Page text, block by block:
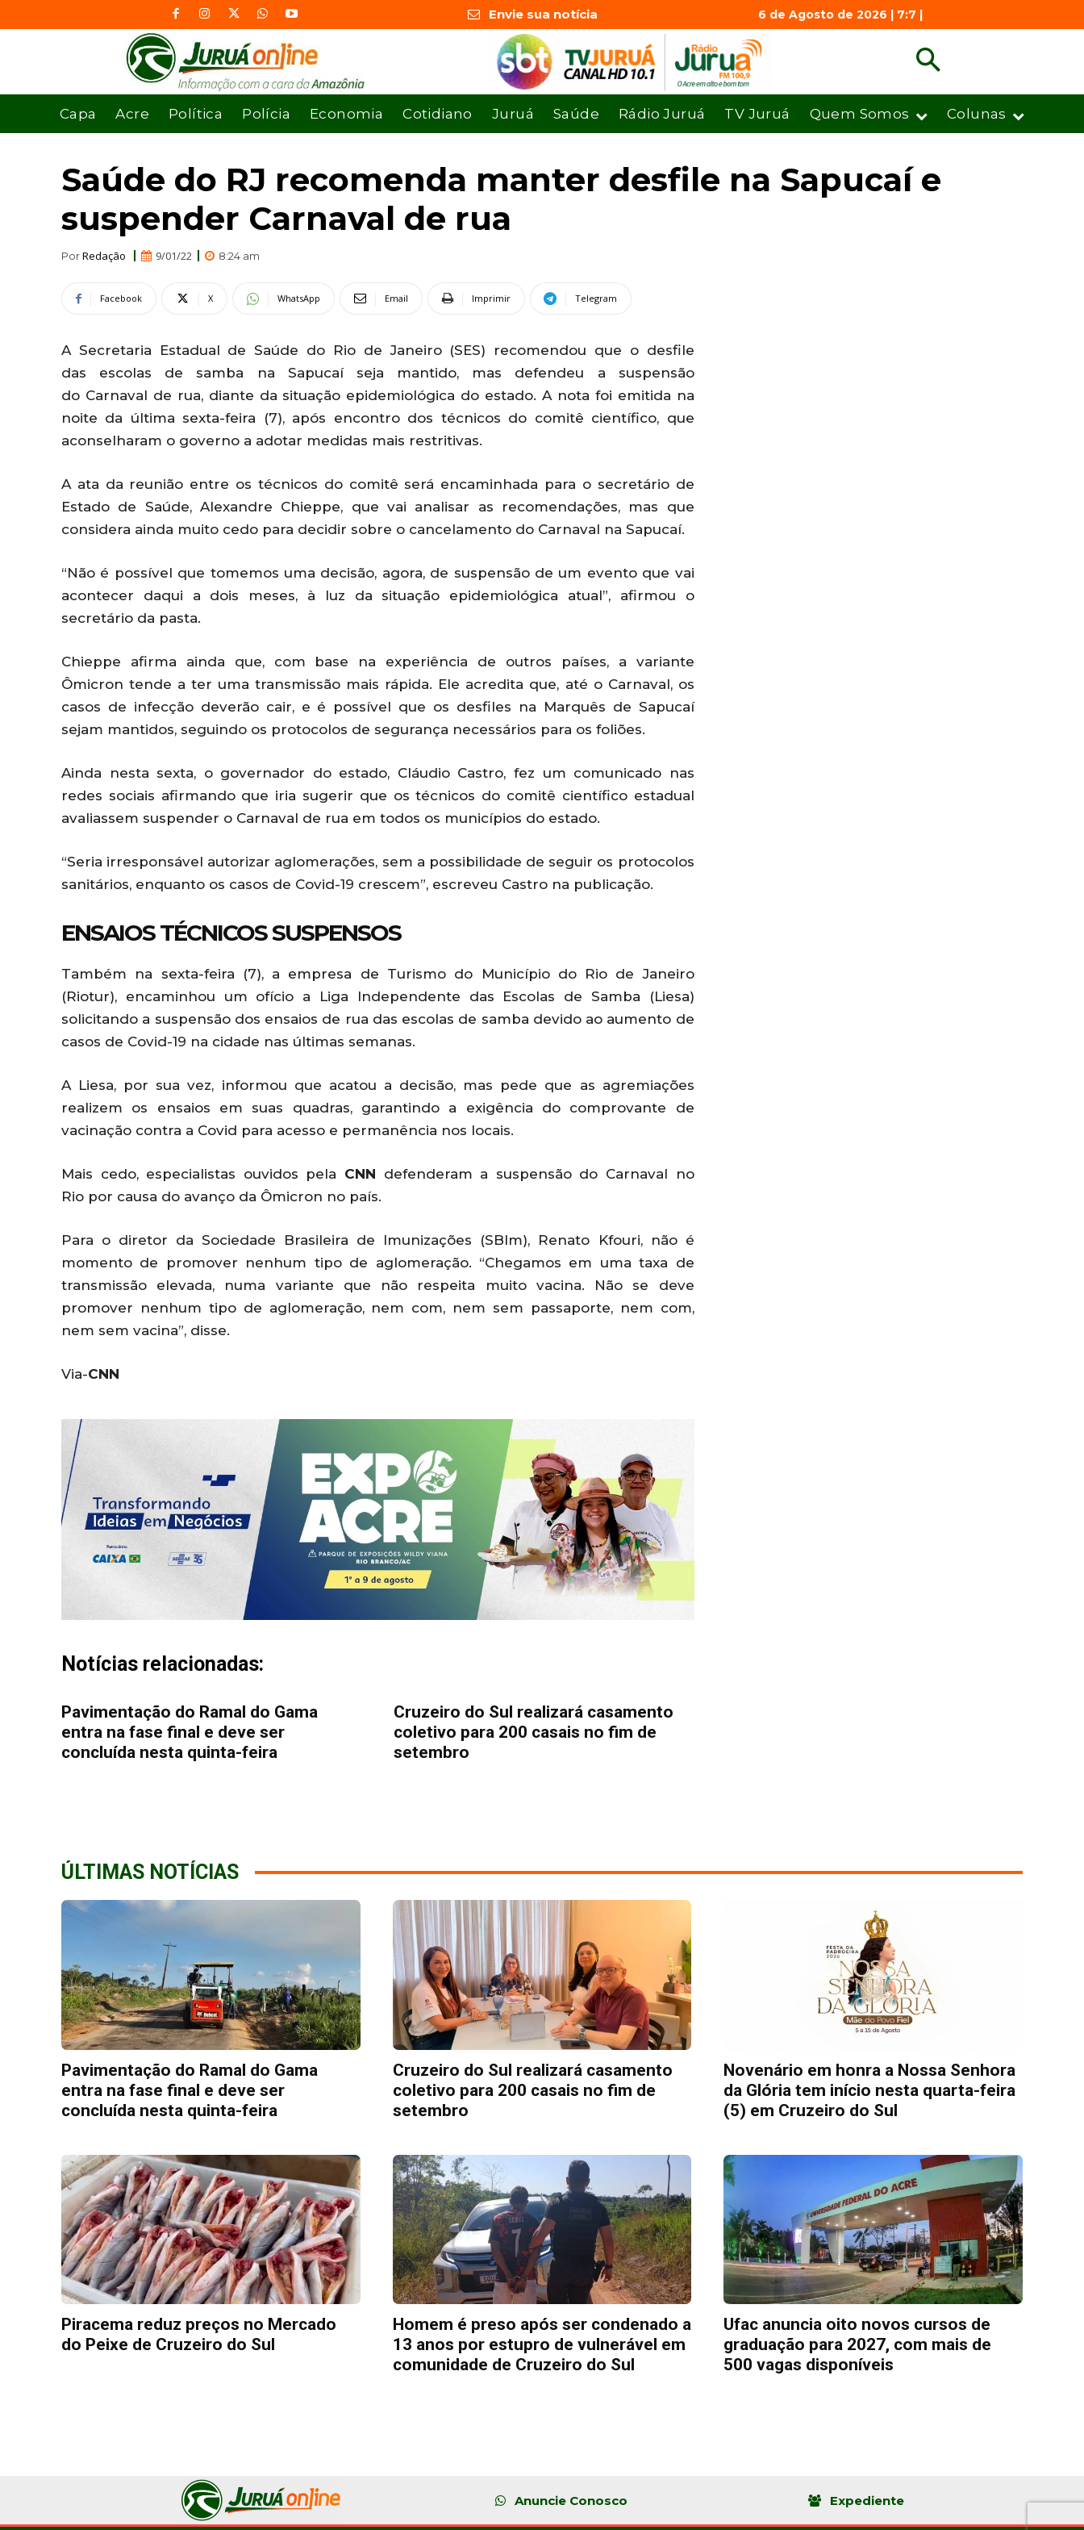
Envie sua notícia 6 de Agosto de 2026 | 7:7 |
Capa Acre Política Polícia Economia Cotidiano Juruá Saúde Rádio Juruá TV Juruá Quem Somos Colunas
Saúde do RJ recomenda manter desfile na Sapucaí e
suspender Carnaval de rua
PorRedação 9/01/22 8:24 am
Facebook X WhatsApp Email Imprimir Telegram
A Secretaria Estadual de Saúde do Rio de Janeiro (SES) recomendou que o desfile
das escolas de samba na Sapucaí seja mantido, mas defendeu a suspensão
do Carnaval de rua, diante da situação epidemiológica do estado. A nota foi emitida na
noite da última sexta-feira (7), após encontro dos técnicos do comitê científico, que
aconselharam o governo a adotar medidas mais restritivas.
A ata da reunião entre os técnicos do comitê será encaminhada para o secretário de
Estado de Saúde, Alexandre Chieppe, que vai analisar as recomendações, mas que
considera ainda muito cedo para decidir sobre o cancelamento do Carnaval na Sapucaí.
“Não é possível que tomemos uma decisão, agora, de suspensão de um evento que vai
acontecer daqui a dois meses, à luz da situação epidemiológica atual”, afirmou o
secretário da pasta.
Chieppe afirma ainda que, com base na experiência de outros países, a variante
Ômicron tende a ter uma transmissão mais rápida. Ele acredita que, até o Carnaval, os
casos de infecção deverão cair, e é possível que os desfiles na Marquês de Sapucaí
sejam mantidos, seguindo os protocolos de segurança necessários para os foliões.
Ainda nesta sexta, o governador do estado, Cláudio Castro, fez um comunicado nas
redes sociais afirmando que iria sugerir que os técnicos do comitê científico estadual
avaliassem suspender o Carnaval de rua em todos os municípios do estado.
“Seria irresponsável autorizar aglomerações, sem a possibilidade de seguir os protocolos
sanitários, enquanto os casos de Covid-19 crescem”, escreveu Castro na publicação.
ENSAIOS TÉCNICOS SUSPENSOS
Também na sexta-feira (7), a empresa de Turismo do Município do Rio de Janeiro
(Riotur), encaminhou um ofício a Liga Independente das Escolas de Samba (Liesa)
solicitando a suspensão dos ensaios de rua das escolas de samba devido ao aumento de
casos de Covid-19 na cidade nas últimas semanas.
A Liesa, por sua vez, informou que acatou a decisão, mas pede que as agremiações
realizem os ensaios em suas quadras, garantindo a exigência do comprovante de
vacinação contra a Covid para acesso e permanência nos locais.
Mais cedo, especialistas ouvidos pela CNN defenderam a suspensão do Carnaval no
Rio por causa do avanço da Ômicron no país.
Para o diretor da Sociedade Brasileira de Imunizações (SBIm), Renato Kfouri, não é
momento de promover nenhum tipo de aglomeração. “Chegamos em uma taxa de
transmissão elevada, numa variante que não respeita muito vacina. Não se deve
promover nenhum tipo de aglomeração, nem com, nem sem passaporte, nem com,
nem sem vacina”, disse.
Via-CNN
Notícias relacionadas:
Pavimentação do Ramal do Gama
entra na fase final e deve ser
concluída nesta quinta-feira
Cruzeiro do Sul realizará casamento
coletivo para 200 casais no fim de
setembro
ÚLTIMAS NOTÍCIAS
Pavimentação do Ramal do Gama
entra na fase final e deve ser
concluída nesta quinta-feira
Cruzeiro do Sul realizará casamento
coletivo para 200 casais no fim de
setembro
Novenário em honra a Nossa Senhora
da Glória tem início nesta quarta-feira
(5) em Cruzeiro do Sul
Piracema reduz preços no Mercado
do Peixe de Cruzeiro do Sul
Homem é preso após ser condenado a
13 anos por estupro de vulnerável em
comunidade de Cruzeiro do Sul
Ufac anuncia oito novos cursos de
graduação para 2027, com mais de
500 vagas disponíveis
Anuncie Conosco Expediente